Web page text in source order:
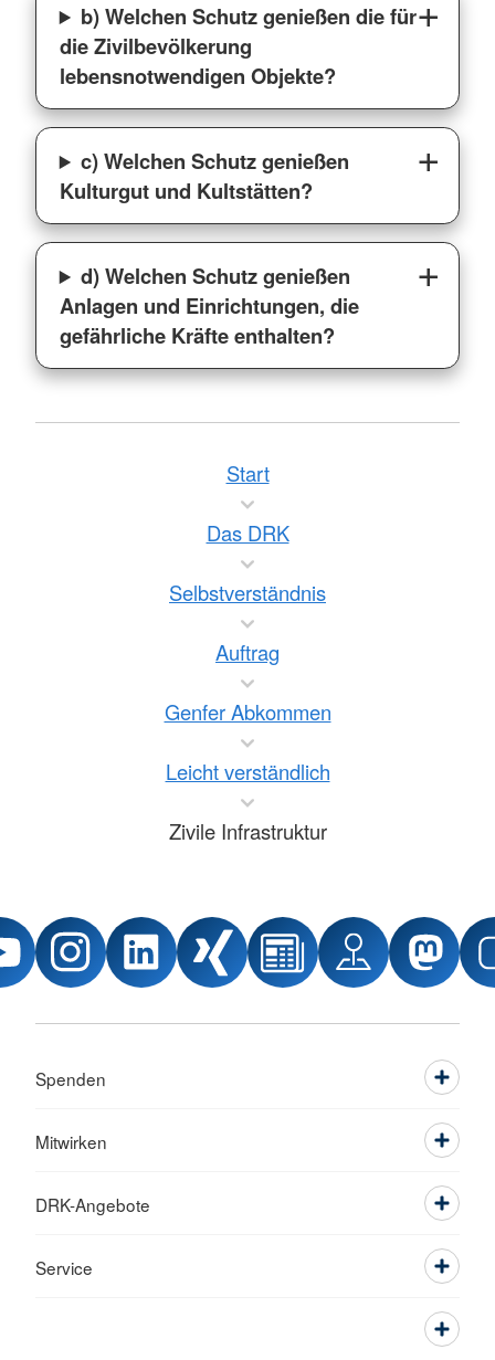
b) Welchen Schutz genießen die für
die Zivilbevölkerung
lebensnotwendigen Objekte?
c) Welchen Schutz genießen
Kulturgut und Kultstätten?
d) Welchen Schutz genießen
Anlagen und Einrichtungen, die
gefährliche Kräfte enthalten?
Start
Das DRK
Selbstverständnis
Auftrag
Genfer Abkommen
Leicht verständlich
Zivile Infrastruktur
Spenden
Mitwirken
DRK-Angebote
Service